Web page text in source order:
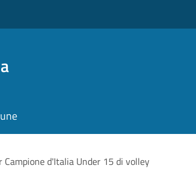
Campione d'Italia Under 15 di volley